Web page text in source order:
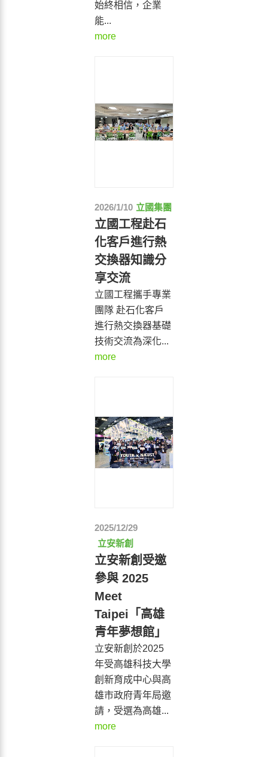
始終相信，企業
能...
more
2026/1/10 立國集團
立國工程赴石
化客戶進行熱
交換器知識分
享交流
立國工程攜手專業
團隊 赴石化客戶
進行熱交換器基礎
技術交流為深化...
more
2025/12/29
立安新創
立安新創受邀
參與 2025
Meet
Taipei「高雄
青年夢想館」
立安新創於2025
年受高雄科技大學
創新育成中心與高
雄市政府青年局邀
請，受選為高雄...
more